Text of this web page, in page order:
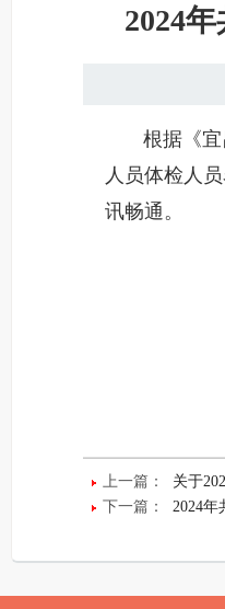
2024
根据《宜昌
人员体检人
讯畅通。
上一篇： 关于
下一篇： 2024年